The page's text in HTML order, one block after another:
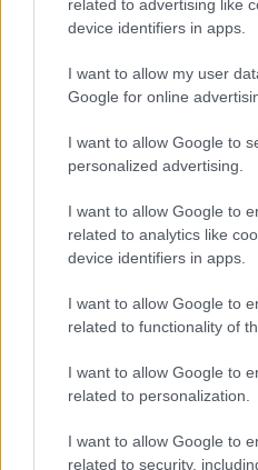
related to advertising like
device identifiers in apps.
I want to allow my user
Google for online
I want to allow Google to
personalized advertising.
I want to allow Google to
related to analytics like
device identifiers in apps.
I want to allow Google to
related to functionality of
I want to allow Google to
related to personalization.
I want to allow Google to
related to security,
Nem szeretne lemaradni semmiről?
legfrissebb információkkal és
postaládájába érkezik!
A SZOL24 legfrissebb 24
Már magasabb szinten is
büntetőügyében, vesztegetés
Problémák egész Jász-
Szolnokon egy kulcsfontosságú
mértékben lebénul